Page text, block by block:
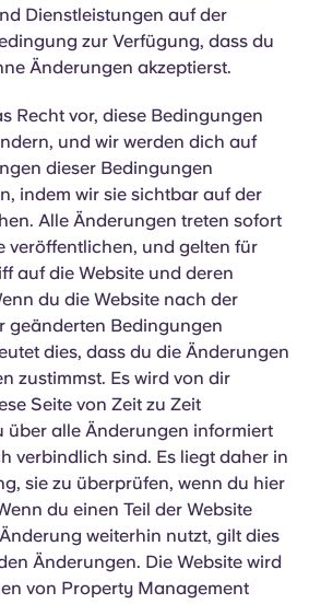
French
Portuguese
Dienstleistungen auf der
zur Verfügung, dass du
Änderungen akzeptierst.
Recht vor, diese Bedingungen
und wir werden dich auf
dieser Bedingungen
indem wir sie sichtbar auf der
Alle Änderungen treten sofort
veröffentlichen, und gelten für
auf die Website und deren
du die Website nach der
geänderten Bedingungen
dies, dass du die Änderungen
zustimmst. Es wird von dir
Seite von Zeit zu Zeit
über alle Änderungen informiert
verbindlich sind. Es liegt daher in
sie zu überprüfen, wenn du hier
du einen Teil der Website
weiterhin nutzt, gilt dies
Änderungen. Die Website wird
von Property Management